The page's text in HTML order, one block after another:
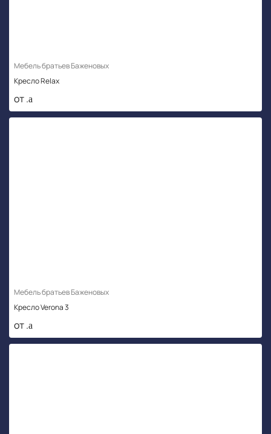
Мебель братьев Баженовых
Кресло Relax
от .
Мебель братьев Баженовых
Кресло Verona 3
от .